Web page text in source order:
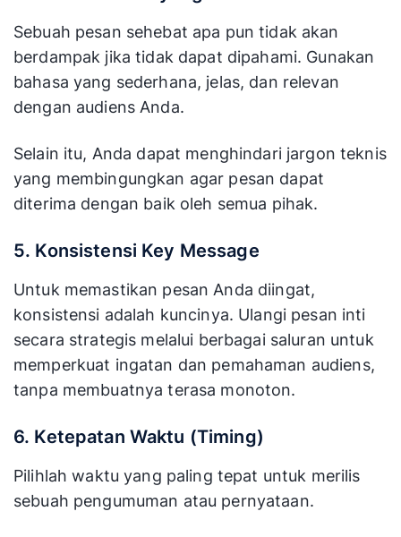
Sebuah pesan sehebat apa pun tidak akan
berdampak jika tidak dapat dipahami. Gunakan
bahasa yang sederhana, jelas, dan relevan
dengan audiens Anda.
Selain itu, Anda dapat menghindari jargon teknis
yang membingungkan agar pesan dapat
diterima dengan baik oleh semua pihak.
5. Konsistensi Key Message
Untuk memastikan pesan Anda diingat,
konsistensi adalah kuncinya. Ulangi pesan inti
secara strategis melalui berbagai saluran untuk
memperkuat ingatan dan pemahaman audiens,
tanpa membuatnya terasa monoton.
6. Ketepatan Waktu (Timing)
Pilihlah waktu yang paling tepat untuk merilis
sebuah pengumuman atau pernyataan.